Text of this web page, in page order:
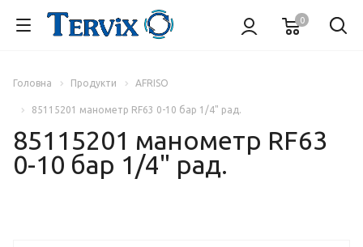
0
Головна Продукти AFRISO
85115201 манометр RF63 0-10 бар 1/4" рад.
85115201 манометр RF63
0-10 бар 1/4" рад.